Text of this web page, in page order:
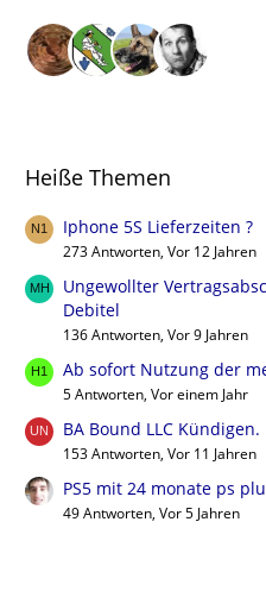
Heiße Themen
Iphone 5S Lieferzeiten ?
273 Antworten, Vor 12 Jahren
Ungewollter
Debitel
136 Antworten, Vor 9 Jahren
Ab sofort Nutzung der
5 Antworten, Vor einem Jahr
BA Bound LLC Kündigen.
153 Antworten, Vor 11 Jahren
PS5 mit 24 monate ps
49 Antworten, Vor 5 Jahren